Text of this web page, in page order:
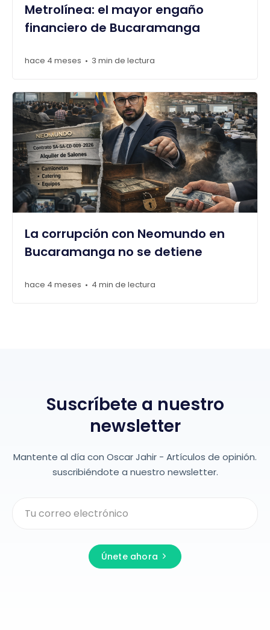
Metrolínea: el mayor engaño
financiero de Bucaramanga
hace 4 meses • 3 min de lectura
La corrupción con Neomundo en
Bucaramanga no se detiene
hace 4 meses • 4 min de lectura
Suscríbete a nuestro
newsletter
Mantente al día con Oscar Jahir - Artículos de opinión.
suscribiéndote a nuestro newsletter.
Únete ahora